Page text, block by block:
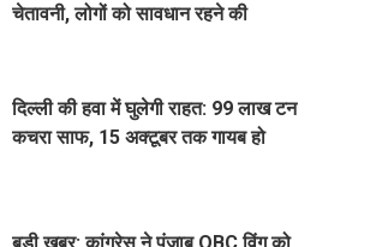
चेतावनी, लोगों को सावधान रहने की
दिल्ली की हवा में घुलेगी राहत: 99 लाख टन
कचरा साफ, 15 अक्टूबर तक गायब हो